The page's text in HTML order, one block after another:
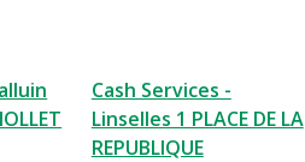
Cash Services -
Linselles 1 PLACE DE LA
REPUBLIQUE